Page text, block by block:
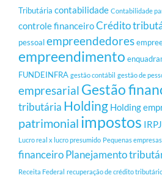
Tributária contabilidade Contabilidade
controle financeiroCrédito
pessoalempreendedores
empreendimento
FUNDEINFRA gestão contábil gestão de
empresarial Gestão
tributária Holding Holding
patrimonial impostos IRPJ
Lucro real x lucro presumido Pequenas empresas
financeiroPlanejamento
Receita Federal recuperação de crédito